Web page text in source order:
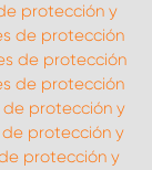
protección y
de protección
de protección
de protección
de protección y
protección y
protección y